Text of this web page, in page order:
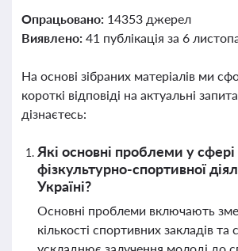
Опрацьовано: 14353 джерел
Виявлено: 41 публікація за 6
На основі зібраних матеріалів ми
короткі відповіді на актуальні
дізнаєтесь:
Які основні проблеми у сфері
фізкультурно-спортивної
Україні?
Основні проблеми включають
кількості спортивних закладів